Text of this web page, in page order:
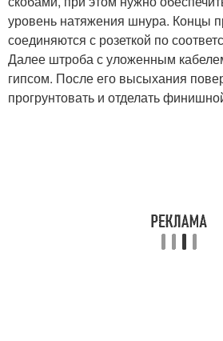
уровень натяжения шнура. Концы
соединяются с розеткой по
Далее штроба с уложенным
гипсом. После его высыхания
прогрунтовать и отделать